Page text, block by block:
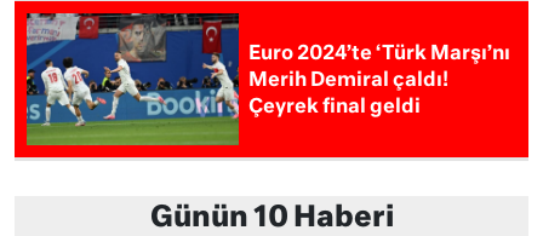
Euro 2024’te ‘Türk Marşı’nı
Merih Demiral çaldı!
Çeyrek final geldi
Günün 10 Haberi